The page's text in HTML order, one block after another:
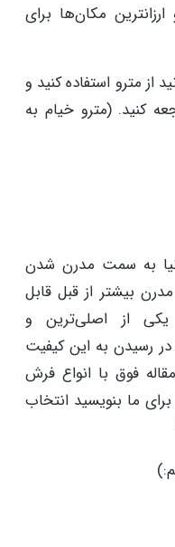
مکان‌ها برای
مترو استفاده کنید و
مراجعه کنید. (مترو خیام به
به سمت مدرن شدن
بیشتر از قبل قابل
از اصلی‌ترین و
در رسیدن به این کیفیت
فوق با انواع فرش
ما بنویسید انتخاب